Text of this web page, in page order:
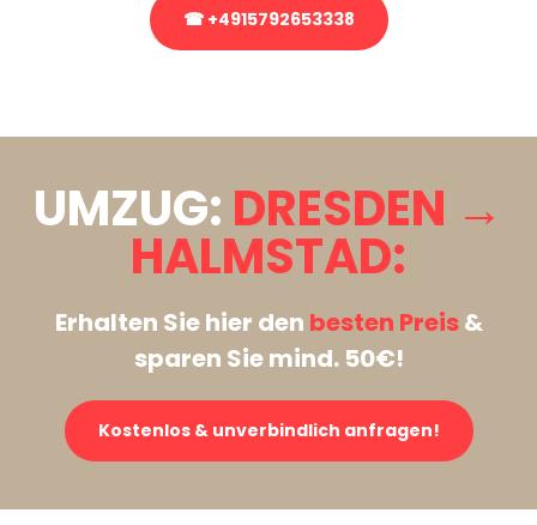
☎ +4915792653338
UMZUG: DRESDEN →
HALMSTAD:
Erhalten Sie hier den besten Preis&
sparen Sie mind. 50€!
Kostenlos & unverbindlich anfragen!